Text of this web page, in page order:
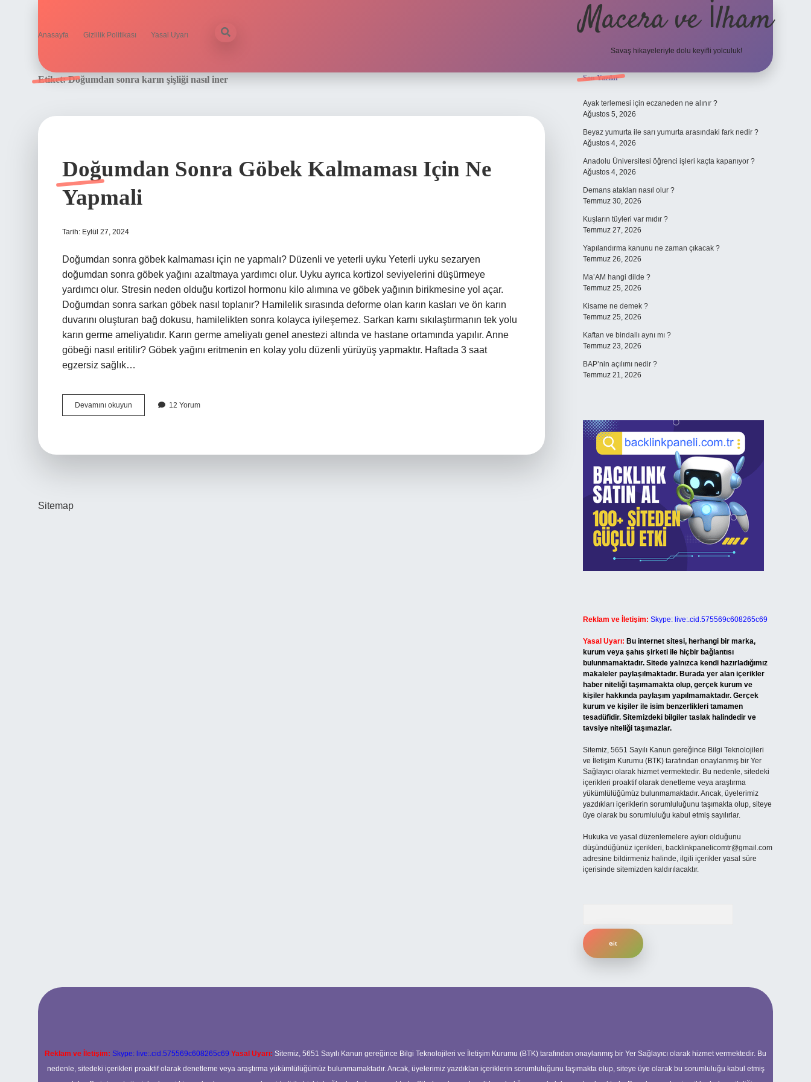
Anasayfa Gizlilik Politikası Yasal Uyarı Macera ve İlham
Savaş hikayeleriyle dolu keyifli yolculuk!
Etiket:Doğumdan sonra karın şişliği nasıl iner
Doğumdan Sonra Göbek Kalmaması Için Ne
Yapmali
Tarih: Eylül 27, 2024
Doğumdan sonra göbek kalmaması için ne yapmalı? Düzenli ve yeterli uyku Yeterli uyku sezaryen
doğumdan sonra göbek yağını azaltmaya yardımcı olur. Uyku ayrıca kortizol seviyelerini düşürmeye
yardımcı olur. Stresin neden olduğu kortizol hormonu kilo alımına ve göbek yağının birikmesine yol açar.
Doğumdan sonra sarkan göbek nasıl toplanır? Hamilelik sırasında deforme olan karın kasları ve ön karın
duvarını oluşturan bağ dokusu, hamilelikten sonra kolayca iyileşemez. Sarkan karnı sıkılaştırmanın tek yolu
karın germe ameliyatıdır. Karın germe ameliyatı genel anestezi altında ve hastane ortamında yapılır. Anne
göbeği nasıl eritilir? Göbek yağını eritmenin en kolay yolu düzenli yürüyüş yapmaktır. Haftada 3 saat
egzersiz sağlık…
Devamını okuyun Doğumdan
Sonra
12 Yorum
Sitemap
Sidebar
Son Yazılar
Ayak terlemesi için eczaneden ne alınır ?
Ağustos 5, 2026
Beyaz yumurta ile sarı yumurta arasındaki fark nedir ?
Ağustos 4, 2026
Anadolu Üniversitesi öğrenci işleri kaçta kapanıyor ?
Ağustos 4, 2026
Demans atakları nasıl olur ?
Temmuz 30, 2026
Kuşların tüyleri var mıdır ?
Temmuz 27, 2026
Yapılandırma kanunu ne zaman çıkacak ?
Temmuz 26, 2026
Ma’AM hangi dilde ?
Temmuz 25, 2026
Kisame ne demek ?
Temmuz 25, 2026
Kaftan ve bindallı aynı mı ?
Temmuz 23, 2026
BAP’nin açılımı nedir ?
Temmuz 21, 2026
Reklam ve İletişim: Skype: live:.cid.575569c608265c69
Yasal Uyarı: Bu internet sitesi, herhangi bir marka,
kurum veya şahıs şirketi ile hiçbir bağlantısı
bulunmamaktadır. Sitede yalnızca kendi hazırladığımız
makaleler paylaşılmaktadır. Burada yer alan içerikler
haber niteliği taşımamakta olup, gerçek kurum ve
kişiler hakkında paylaşım yapılmamaktadır. Gerçek
kurum ve kişiler ile isim benzerlikleri tamamen
tesadüfidir. Sitemizdeki bilgiler taslak halindedir ve
tavsiye niteliği taşımazlar.
Sitemiz, 5651 Sayılı Kanun gereğince Bilgi Teknolojileri
ve İletişim Kurumu (BTK) tarafından onaylanmış bir Yer
Sağlayıcı olarak hizmet vermektedir. Bu nedenle, sitedeki
içerikleri proaktif olarak denetleme veya araştırma
yükümlülüğümüz bulunmamaktadır. Ancak, üyelerimiz
yazdıkları içeriklerin sorumluluğunu taşımakta olup, siteye
üye olarak bu sorumluluğu kabul etmiş sayılırlar.
Hukuka ve yasal düzenlemelere aykırı olduğunu
düşündüğünüz içerikleri, backlinkpanelicomtr@gmail.com
adresine bildirmeniz halinde, ilgili içerikler yasal süre
içerisinde sitemizden kaldırılacaktır.
Reklam ve İletişim: Skype: live:.cid.575569c608265c69 Yasal Uyarı: Sitemiz, 5651 Sayılı Kanun gereğince Bilgi Teknolojileri ve İletişim Kurumu (BTK) tarafından onaylanmış bir Yer Sağlayıcı olarak hizmet vermektedir. Bu
nedenle, sitedeki içerikleri proaktif olarak denetleme veya araştırma yükümlülüğümüz bulunmamaktadır. Ancak, üyelerimiz yazdıkları içeriklerin sorumluluğunu taşımakta olup, siteye üye olarak bu sorumluluğu kabul etmiş